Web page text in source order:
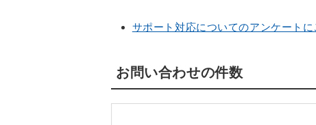
サポート対応についてのアンケート
お問い合わせの件数